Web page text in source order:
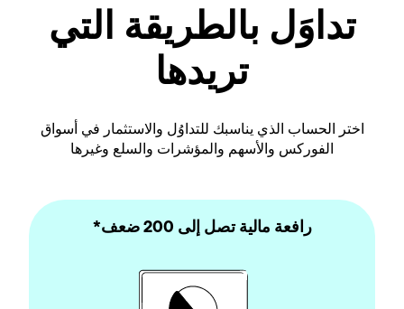
تداوَل بالطريقة التي
تريدها
اختر الحساب الذي يناسبك للتداوُل والاستثمار في أسواق
الفوركس والأسهم والمؤشرات والسلع وغيرها
رافعة مالية تصل إلى 200 ضعف*